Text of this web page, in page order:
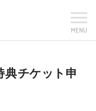
MENU
チケット申